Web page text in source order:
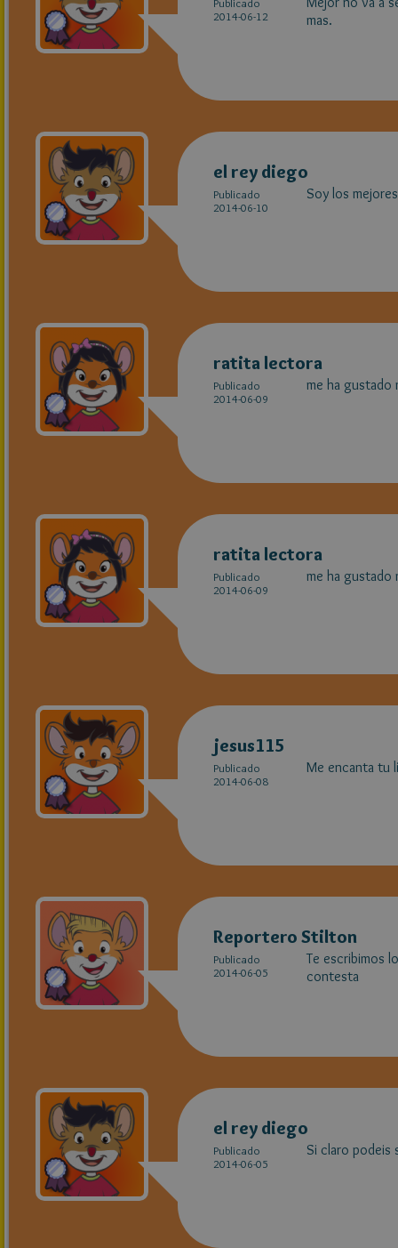
2014-06-12
mas.
el rey diego
Publicado
2014-06-10
Soy los mejores
ratita lectora
Publicado
2014-06-09
me ha gustado
ratita lectora
Publicado
2014-06-09
me ha gustado
jesus115
Publicado
2014-06-08
Me encanta tu
Reportero Stilton
Publicado
2014-06-05
Te escribimos
contesta
el rey diego
Publicado
2014-06-05
Si claro podeis